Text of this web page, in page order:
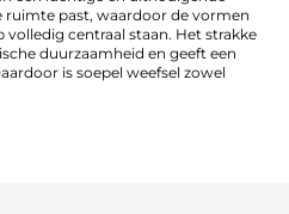
ruimte past, waardoor de vormen
centraal staan. Het strakke
duurzaamheid en geeft een
is soepel weefsel zowel